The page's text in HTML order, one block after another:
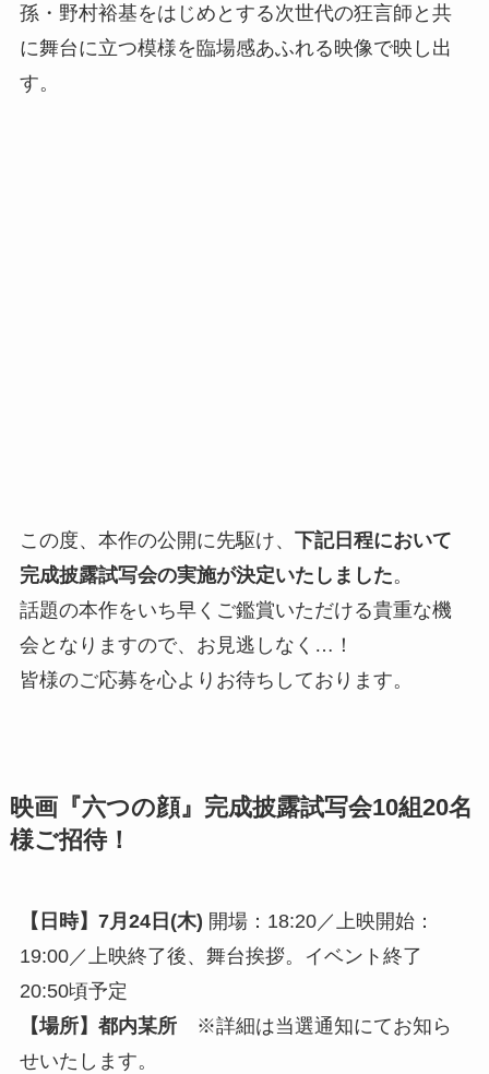
孫・野村裕基をはじめとする次世代の狂言師と共
に舞台に立つ模様を臨場感あふれる映像で映し出
す。
この度、本作の公開に先駆け、 下記日程において
完成披露試写会の実施が決定いたしました。
話題の本作をいち早くご鑑賞いただける貴重な機
会となりますので、お見逃しなく…！
皆様のご応募を心よりお待ちしております。
映画『六つの顔』完成披露試写会10組20名
様ご招待！
【日時】7月24日(木) 開場：18:20／上映開始：
19:00／上映終了後、舞台挨拶。イベント終了
20:50頃予定
【場所】 都内某所※詳細は当選通知にてお知ら
せいたします。